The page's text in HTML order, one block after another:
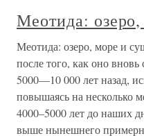
Меотида:
Меотида: озеро, море и
после того, как оно
5000—10 000 лет назад,
повышаясь на несколько
4000–5000 лет до наших
выше нынешнего